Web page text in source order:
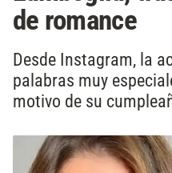
de romance
Desde Instagram, la
palabras muy
motivo de su